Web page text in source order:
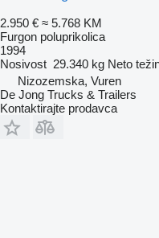
2.950 € ≈ 5.768 KM
Furgon poluprikolica
1994
Nosivost 29.340 kg Neto
Nizozemska, Vuren
De Jong Trucks & Trailers
Kontaktirajte prodavca